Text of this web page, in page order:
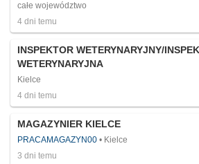
całe województwo
4 dni temu
INSPEKTOR WETERYNARYJNY/
WETERYNARYJNA
Kielce
4 dni temu
MAGAZYNIER KIELCE
PRACAMAGAZYN00
Kielce
3 dni temu